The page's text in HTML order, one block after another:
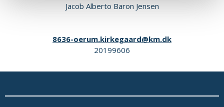
Jacob Alberto Baron Jensen
8636-oerum.kirkegaard@km.dk
20199606